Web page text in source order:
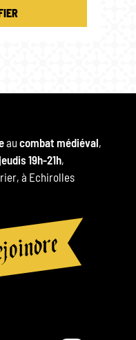
au combat médiéval ,
19h-21h,
à Echirolles